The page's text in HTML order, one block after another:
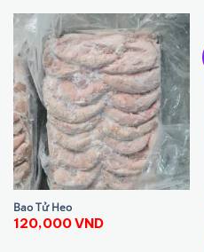
Bao Tử Heo
120,000VND